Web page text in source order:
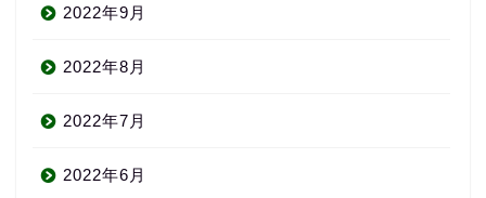
2022年9月
2022年8月
2022年7月
2022年6月